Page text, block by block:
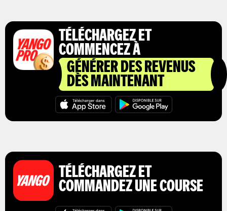
TÉLÉCHARGEZ ET
COMMENCEZ À
GÉNÉRER DES REVENUS
DÈS MAINTENANT
TÉLÉCHARGEZ ET
COMMANDEZ UNE COURSE